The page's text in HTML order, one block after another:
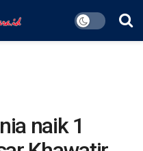
naik 1